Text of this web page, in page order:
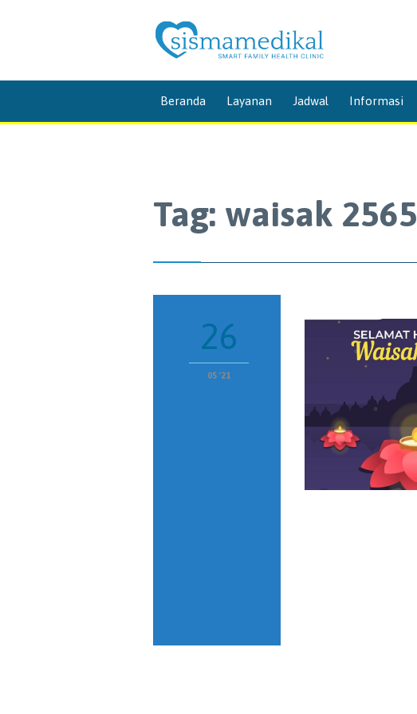
Beranda Layanan Jadwal Informasi
Tag: waisak 2565
26
05 '21